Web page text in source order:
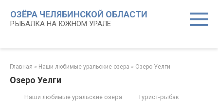
контенту
ОЗЁРА ЧЕЛЯБИНСКОЙ ОБЛАСТИ
РЫБАЛКА НА ЮЖНОМ УРАЛЕ
Главная » Наши любимые уральские озера » Озеро Уелги
Озеро Уелги
Наши любимые уральские озера Турист-рыбак